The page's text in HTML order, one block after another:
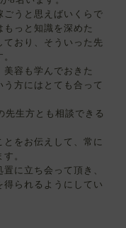
ごうと思えばいくらで
っと知識を深めた
ており、そういった先
容も学んでおきた
方にはとても合って
先生方とも相談できる
をお伝えして、常に
。
に立ち会って頂き、
られるようにしてい